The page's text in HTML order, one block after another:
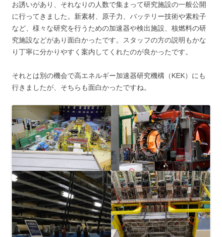
お誘いがあり、それなりの人数で集まって研究施設の一般公開
に行ってきました。新素材、原子力、バッテリー技術や素粒子
など、様々な研究を行うための加速器や検出施設、核燃料の研
究施設などがあり面白かったです。スタッフの方の説明もかな
り丁寧に分かりやすく案内してくれたのが良かったです。
それとは別の機会で高エネルギー加速器研究機構（KEK）にも
行きましたが、そちらも面白かったですね。